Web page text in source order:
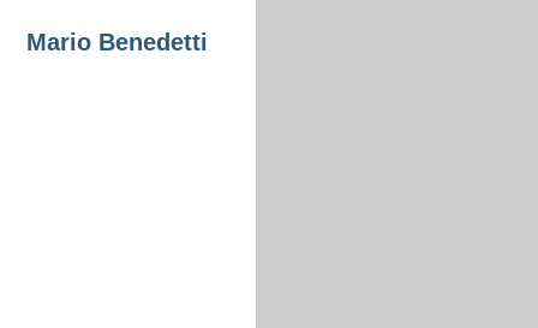
Mario Benedetti